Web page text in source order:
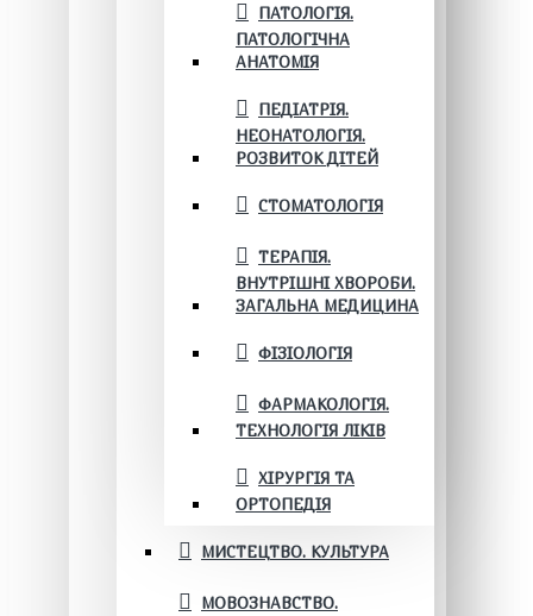
ПАТОЛОГІЯ.
ПАТОЛОГІЧНА
АНАТОМІЯ
ПЕДІАТРІЯ.
НЕОНАТОЛОГІЯ.
РОЗВИТОК ДІТЕЙ
СТОМАТОЛОГІЯ
ТЕРАПІЯ.
ВНУТРІШНІ ХВОРОБИ.
ЗАГАЛЬНА МЕДИЦИНА
ФІЗІОЛОГІЯ
ФАРМАКОЛОГІЯ.
ТЕХНОЛОГІЯ ЛІКІВ
ХІРУРГІЯ ТА
ОРТОПЕДІЯ
МИСТЕЦТВО. КУЛЬТУРА
МОВОЗНАВСТВО.